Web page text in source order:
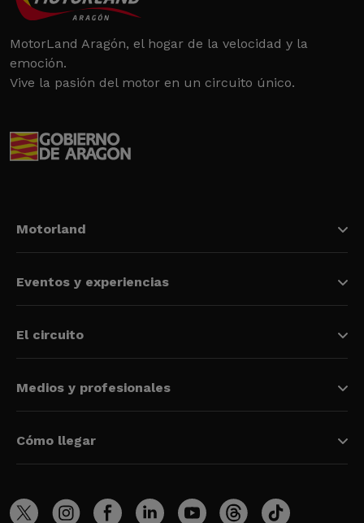
MotorLand Aragón, el hogar de la velocidad y la
emoción.
Vive la pasión del motor en un circuito único.
Motorland
Eventos y experiencias
El circuito
Medios y profesionales
Cómo llegar